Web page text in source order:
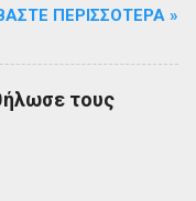
ΠΕΡΙΣΣΌΤΕΡΑ »
τους